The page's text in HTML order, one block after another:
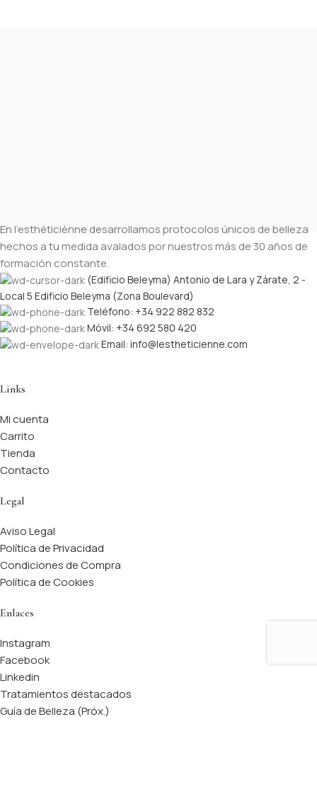
En l’esthéticiènne desarrollamos protocolos únicos de belleza
hechos a tu medida avalados por nuestros más de 30 años de
formación constante.
(Edificio Beleyma) Antonio de Lara y Zárate, 2 -
Local 5 Edificio Beleyma (Zona Boulevard)
Teléfono: +34 922 882 832
Móvil: +34 692 580 420
Email: info@lestheticienne.com
Links
Mi cuenta
Carrito
Tienda
Contacto
Legal
Aviso Legal
Política de Privacidad
Condiciones de Compra
Política de Cookies
Enlaces
Instagram
Facebook
Linkedin
Tratamientos destacados
Guía de Belleza (Próx.)